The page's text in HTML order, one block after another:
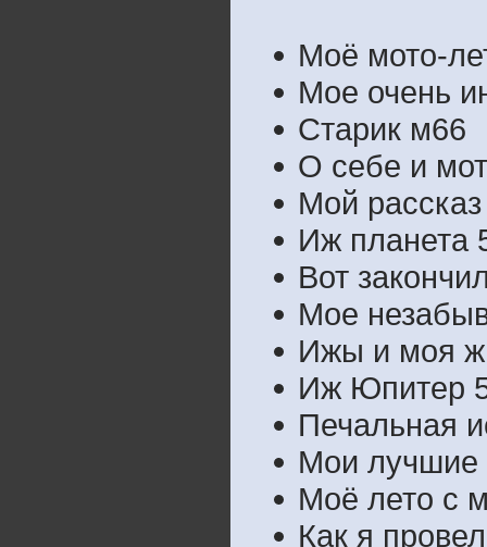
Моё мото-
Мое очень
Старик м66
О себе и
Мой
Иж планета
Вот
Мое
Ижы и моя
Иж Юпитер
Печальная
Мои лучшие
Моё лето с
Как я